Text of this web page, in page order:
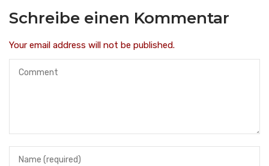
Schreibe einen Kommentar
Your email address will not be published.